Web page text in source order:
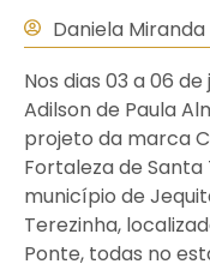
Daniela Miranda
Nos dias 03 a 06
Adilson de Paula
projeto da marca
Fortaleza de Santa
município de
Terezinha,
Ponte, todas no